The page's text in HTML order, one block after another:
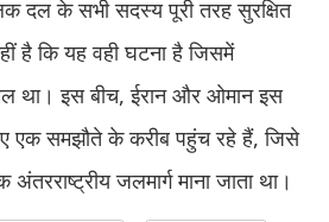
दल के सभी सदस्य पूरी तरह सुरक्षित
है कि यह वही घटना है जिसमें
था। इस बीच, ईरान और ओमान इस
एक समझौते के करीब पहुंच रहे हैं, जिसे
जलमार्ग माना जाता था।